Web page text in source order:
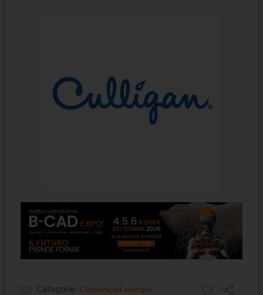
Categorie: Comunicati stampa